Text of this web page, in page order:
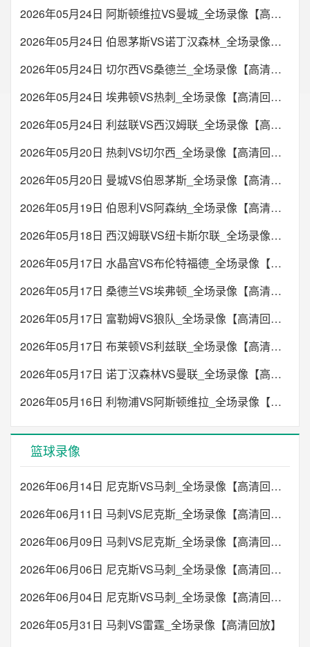
2026年05月24日 阿斯顿维拉VS曼城_全场录像【高清回放】
2026年05月24日 伯恩茅斯VS诺丁汉森林_全场录像【高清回放】
2026年05月24日 切尔西VS桑德兰_全场录像【高清回放】
2026年05月24日 埃弗顿VS热刺_全场录像【高清回放】
2026年05月24日 利兹联VS西汉姆联_全场录像【高清回放】
2026年05月20日 热刺VS切尔西_全场录像【高清回放】
2026年05月20日 曼城VS伯恩茅斯_全场录像【高清回放】
2026年05月19日 伯恩利VS阿森纳_全场录像【高清回放】
2026年05月18日 西汉姆联VS纽卡斯尔联_全场录像【高清回放】
2026年05月17日 水晶宫VS布伦特福德_全场录像【高清回放】
2026年05月17日 桑德兰VS埃弗顿_全场录像【高清回放】
2026年05月17日 富勒姆VS狼队_全场录像【高清回放】
2026年05月17日 布莱顿VS利兹联_全场录像【高清回放】
2026年05月17日 诺丁汉森林VS曼联_全场录像【高清回放】
2026年05月16日 利物浦VS阿斯顿维拉_全场录像【高清回放】
篮球录像
2026年06月14日 尼克斯VS马刺_全场录像【高清回放】
2026年06月11日 马刺VS尼克斯_全场录像【高清回放】
2026年06月09日 马刺VS尼克斯_全场录像【高清回放】
2026年06月06日 尼克斯VS马刺_全场录像【高清回放】
2026年06月04日 尼克斯VS马刺_全场录像【高清回放】
2026年05月31日 马刺VS雷霆_全场录像【高清回放】